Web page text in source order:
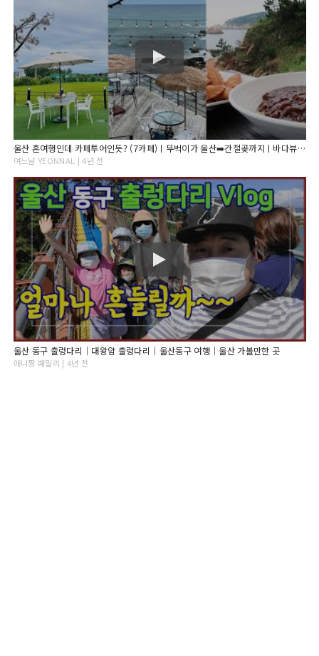
울산 혼여행인데 카페투어인듯? (7카페)ㅣ뚜벅이가 울산➡️간절곶까지ㅣ바다뷰 짜장면, 칼국수
여느날 YEONNAL | 4년 전
울산 동구 출렁다리│대왕암 출렁다리│울산동구 여행│울산 가볼만한 곳
애니짱 패밀리 | 4년 전